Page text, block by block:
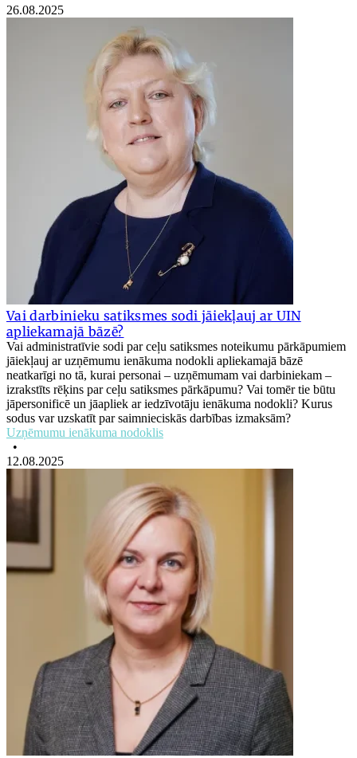
26.08.2025
Vai darbinieku satiksmes sodi jāiekļauj ar UIN
apliekamajā bāzē?
Vai administratīvie sodi par ceļu satiksmes noteikumu pārkāpumiem
jāiekļauj ar uzņēmumu ienākuma nodokli apliekamajā bāzē
neatkarīgi no tā, kurai personai ­– uzņēmumam vai darbiniekam ­–
izrakstīts rēķins par ceļu satiksmes pārkāpumu? Vai tomēr tie būtu
jāpersonificē un jāapliek ar iedzīvotāju ienākuma nodokli? Kurus
sodus var uzskatīt par saimnieciskās darbības izmaksām?
Uzņēmumu ienākuma nodoklis
•
12.08.2025